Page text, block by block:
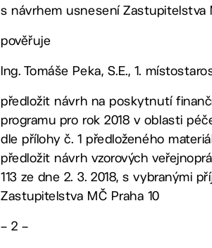
s návrhem usnesení Zastupitelstva
pověřuje
Ing. Tomáše Peka, S.E., 1.
předložit návrh na poskytnutí
programu pro rok 2018 v oblasti
dle přílohy č. 1 předloženého
předložit návrh vzorových
113 ze dne 2. 3. 2018, s vybranými
Zastupitelstva MČ Praha 10
– 2 –